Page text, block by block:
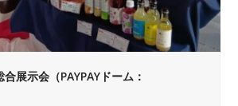
展示会（PAYPAYドーム：